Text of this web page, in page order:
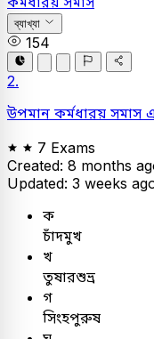
ব্যাখ্যা
154
2.
উপমান কর্মধারয় সমাস
7 Exams
Created: 8 months
Updated: 3 weeks
ক
চাঁদমুখ
খ
তুষারশুভ্র
গ
সিংহপুরুষ